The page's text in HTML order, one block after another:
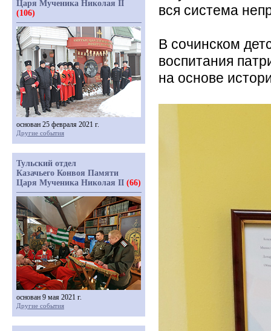
вся система
В сочинском
воспитания
на основе
Царя Мученика Николая II
(106)
основан 25 февраля 2021 г.
Другие события
Тульский отдел
Казачьего Конвоя Памяти
Царя Мученика Николая II (66)
основан 9 мая 2021 г.
Другие события